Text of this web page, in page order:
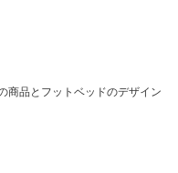
商品とフットベッドのデザイン